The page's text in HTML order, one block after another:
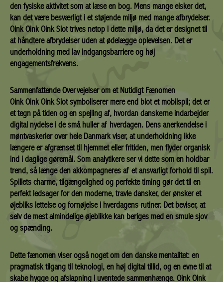
den fysiske aktivitet som at læse en bog. Mens mange elsker det,
kan det være besværligt i et støjende miljø med mange afbrydelser.
Oink Oink Oink Slot trives netop i dette miljø, da det er designet til
at håndtere afbrydelser uden at ødelægge oplevelsen. Det er
underholdning med lav indgangsbarriere og høj
engagementsfrekvens.
Sammenfattende Overvejelser om et Nutidigt Fænomen
Oink Oink Oink Slot symboliserer mere end blot et mobilspil; det er
et tegn på tiden og en spejling af, hvordan danskerne indarbejder
digital nydelse i de små huller af hverdagen. Dens anerkendelse i
møntvaskerier over hele Danmark viser, at underholdning ikke
længere er afgrænset til hjemmet eller fritiden, men flyder organisk
ind i daglige gøremål. Som analytikere ser vi dette som en holdbar
trend, så længe den akkompagneres af et ansvarligt forhold til spil.
Spillets charme, tilgængelighed og perfekte timing gør det til en
perfekt ledsager for den moderne, travle dansker, der ønsker et
øjebliks lettelse og fornøjelse i hverdagens rutiner. Det beviser, at
selv de mest almindelige øjeblikke kan beriges med en smule sjov
og spænding.
Dette fænomen viser også noget om den danske mentalitet: en
pragmatisk tilgang til teknologi, en høj digital tillid, og en evne til at
skabe hygge og afslapning i uventede sammenhænge. Oink Oink